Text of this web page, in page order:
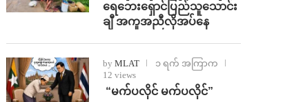
ရေဘေးရှောင်ပြည်သူသောင်း
ချီ အကူအညီလိုအပ်နေ
by MLAT
၁ ရက် အကြာက
12 views
⁨ ⁨“မက်ပလိုင် မက်ပလိုင်”